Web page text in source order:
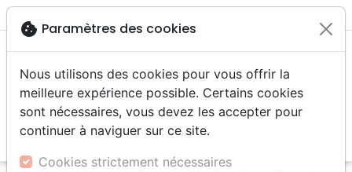
menu
cookie Paramètres des cookies
Nous utilisons des cookies pour vous offrir la
meilleure expérience possible. Certains cookies
sont nécessaires, vous devez les accepter pour
continuer à naviguer sur ce site.
Cookies strictement nécessaires